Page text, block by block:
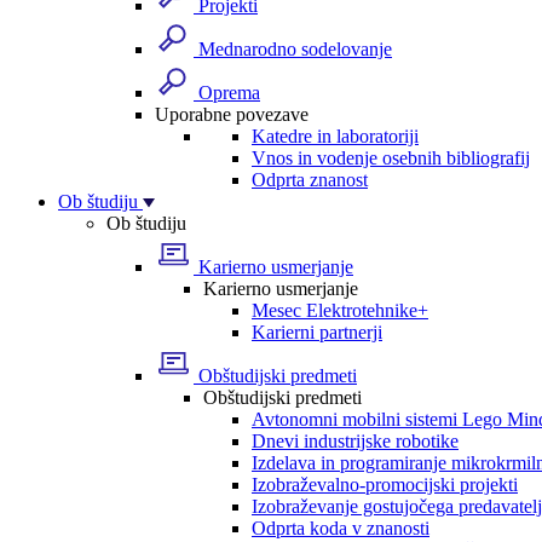
Projekti
Mednarodno sodelovanje
Oprema
Uporabne povezave
Katedre in laboratoriji
Vnos in vodenje osebnih bibliografij
Odprta znanost
Ob študiju
Ob študiju
Karierno usmerjanje
Karierno usmerjanje
Mesec Elektrotehnike+
Karierni partnerji
Obštudijski predmeti
Obštudijski predmeti
Avtonomni mobilni sistemi Lego
Dnevi industrijske robotike
Izdelava in programiranje
Izobraževalno-promocijski projekti
Izobraževanje gostujočega
Odprta koda v znanosti